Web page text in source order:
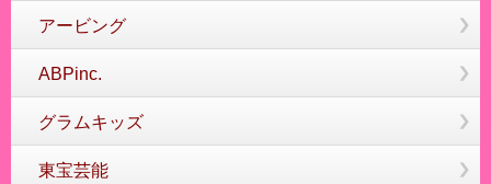
アービング
ABPinc.
グラムキッズ
東宝芸能